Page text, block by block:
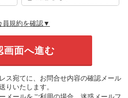
員規約を確認▼
ス宛てに、お問合せ内容の確認メール
りいたします。
メールをご利用の場合、迷惑メールフ